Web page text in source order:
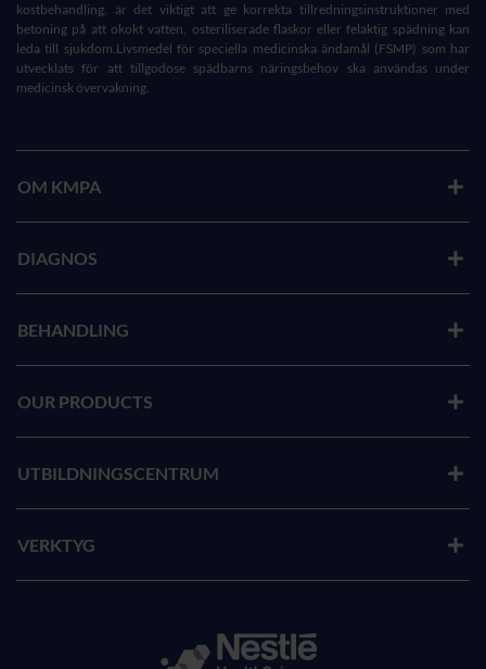
kostbehandling, är det viktigt att ge korrekta tillredningsinstruktioner med
betoning på att okokt vatten, osteriliserade flaskor eller felaktig spädning kan
leda till sjukdom.Livsmedel för speciella medicinska ändamål (FSMP) som har
utvecklats för att tillgodose spädbarns näringsbehov ska användas under
medicinsk övervakning.
OM KMPA
DIAGNOS
BEHANDLING
OUR PRODUCTS
UTBILDNINGSCENTRUM
VERKTYG